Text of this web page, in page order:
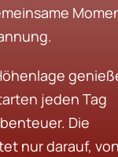
jeden Tag
Die
nur darauf,